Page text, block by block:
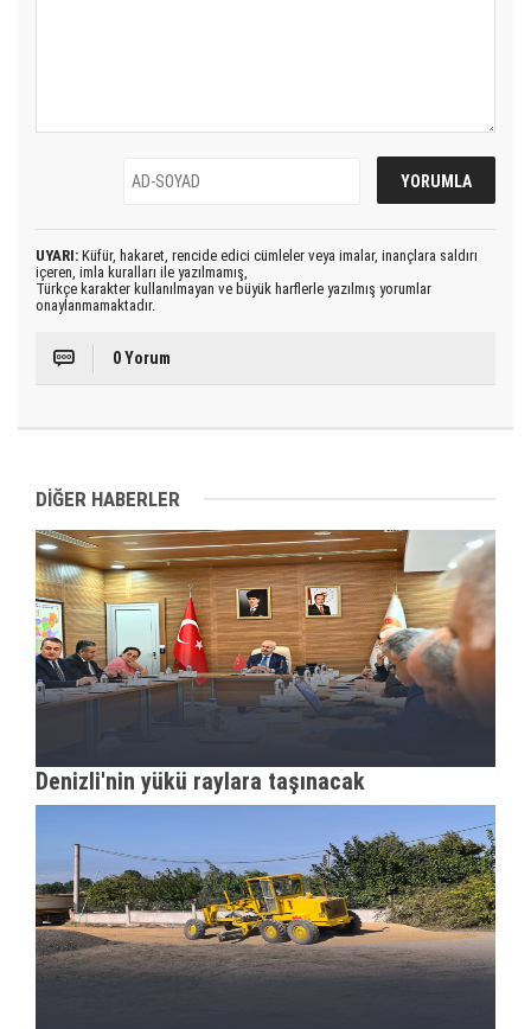
UYARI: Küfür, hakaret, rencide edici cümleler veya imalar, inançlara saldırı
içeren, imla kuralları ile yazılmamış,
Türkçe karakter kullanılmayan ve büyük harflerle yazılmış yorumlar
onaylanmamaktadır.
0 Yorum
DİĞER HABERLER
Denizli'nin yükü raylara taşınacak